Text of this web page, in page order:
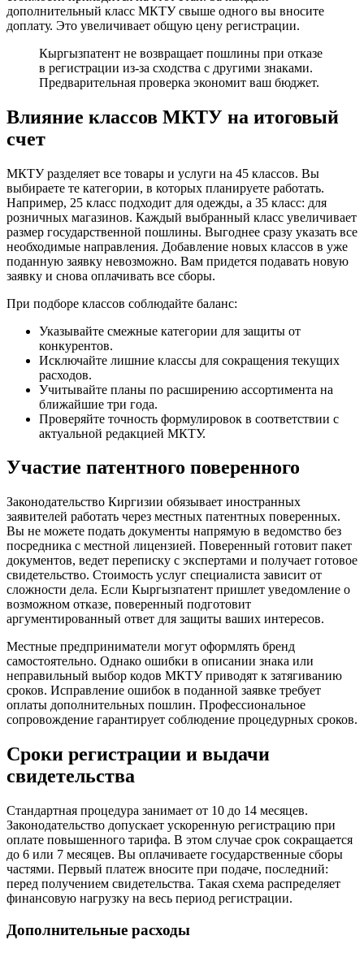
дополнительный класс МКТУ свыше одного вы вносите
доплату. Это увеличивает общую цену регистрации.
Кыргызпатент не возвращает пошлины при отказе
в регистрации из-за сходства с другими знаками.
Предварительная проверка экономит ваш бюджет.
Влияние классов МКТУ на итоговый
счет
МКТУ разделяет все товары и услуги на 45 классов. Вы
выбираете те категории, в которых планируете работать.
Например, 25 класс подходит для одежды, а 35 класс: для
розничных магазинов. Каждый выбранный класс увеличивает
размер государственной пошлины. Выгоднее сразу указать все
необходимые направления. Добавление новых классов в уже
поданную заявку невозможно. Вам придется подавать новую
заявку и снова оплачивать все сборы.
При подборе классов соблюдайте баланс:
Указывайте смежные категории для защиты от
конкурентов.
Исключайте лишние классы для сокращения текущих
расходов.
Учитывайте планы по расширению ассортимента на
ближайшие три года.
Проверяйте точность формулировок в соответствии с
актуальной редакцией МКТУ.
Участие патентного поверенного
Законодательство Киргизии обязывает иностранных
заявителей работать через местных патентных поверенных.
Вы не можете подать документы напрямую в ведомство без
посредника с местной лицензией. Поверенный готовит пакет
документов, ведет переписку с экспертами и получает готовое
свидетельство. Стоимость услуг специалиста зависит от
сложности дела. Если Кыргызпатент пришлет уведомление о
возможном отказе, поверенный подготовит
аргументированный ответ для защиты ваших интересов.
Местные предприниматели могут оформлять бренд
самостоятельно. Однако ошибки в описании знака или
неправильный выбор кодов МКТУ приводят к затягиванию
сроков. Исправление ошибок в поданной заявке требует
оплаты дополнительных пошлин. Профессиональное
сопровождение гарантирует соблюдение процедурных сроков.
Сроки регистрации и выдачи
свидетельства
Стандартная процедура занимает от 10 до 14 месяцев.
Законодательство допускает ускоренную регистрацию при
оплате повышенного тарифа. В этом случае срок сокращается
до 6 или 7 месяцев. Вы оплачиваете государственные сборы
частями. Первый платеж вносите при подаче, последний:
перед получением свидетельства. Такая схема распределяет
финансовую нагрузку на весь период регистрации.
Дополнительные расходы